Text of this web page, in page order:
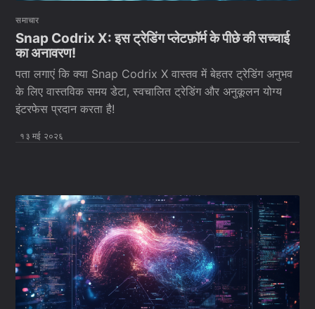
समाचार
Snap Codrix X: इस ट्रेडिंग प्लेटफ़ॉर्म के पीछे की सच्चाई
का अनावरण!
पता लगाएं कि क्या Snap Codrix X वास्तव में बेहतर ट्रेडिंग अनुभव
के लिए वास्तविक समय डेटा, स्वचालित ट्रेडिंग और अनुकूलन योग्य
इंटरफेस प्रदान करता है!
१३ मई २०२६